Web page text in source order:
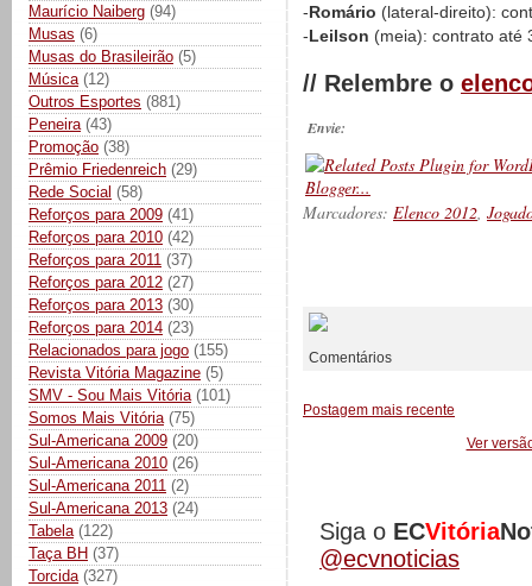
Maurício Naiberg (94)
Musas (6)
Musas do Brasileirão (5)
Música (12)
Outros Esportes (881)
Peneira (43)
Promoção (38)
Prêmio Friedenreich (29)
Rede Social (58)
Reforços para 2009 (41)
Reforços para 2010 (42)
Reforços para 2011 (37)
Reforços para 2012 (27)
Reforços para 2013 (30)
Reforços para 2014 (23)
Relacionados para jogo (155)
Revista Vitória Magazine (5)
SMV - Sou Mais Vitória (101)
Somos Mais Vitória (75)
Sul-Americana 2009 (20)
Sul-Americana 2010 (26)
Sul-Americana 2011 (2)
Sul-Americana 2013 (24)
Tabela (122)
Taça BH (37)
Torcida (327)
-Romário (lateral-direito):
-Leilson (meia): contrato até
// Relembre o
Envie:
Marcadores: Elenco 2012,
Comentários
Postagem mais recente
Ver
Siga o ECVitória
@ecvnoticias